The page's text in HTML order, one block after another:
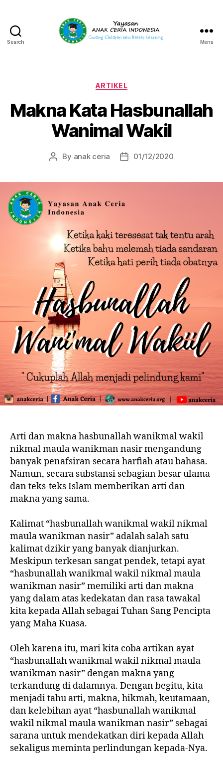
Search
Indonesia
Menu
Categories
ARTIKEL
Makna Kata Hasbunallah
Wanimal Wakil
Post
By anak ceria
Post01/12/2020
Arti dan makna hasbunallah wanikmal wakil
nikmal maula wanikman nasir mengandung
banyak penafsiran secara harfiah atau bahasa.
Namun, secara substansi sebagian besar ulama
dan teks-teks Islam memberikan arti dan
makna yang sama.
Kalimat “hasbunallah wanikmal wakil nikmal
maula wanikman nasir” adalah salah satu
kalimat dzikir yang banyak dianjurkan.
Meskipun terkesan sangat pendek, tetapi ayat
“hasbunallah wanikmal wakil nikmal maula
wanikman nasir” memiliki arti dan makna
yang dalam atas kedekatan dan rasa tawakal
kita kepada Allah sebagai Tuhan Sang Pencipta
yang Maha Kuasa.
Oleh karena itu, mari kita coba artikan ayat
“hasbunallah wanikmal wakil nikmal maula
wanikman nasir” dengan makna yang
terkandung di dalamnya. Dengan begitu, kita
menjadi tahu arti, makna, hikmah, keutamaan,
dan kelebihan ayat “hasbunallah wanikmal
wakil nikmal maula wanikman nasir” sebagai
sarana untuk mendekatkan diri kepada Allah
sekaligus meminta perlindungan kepada-Nya.